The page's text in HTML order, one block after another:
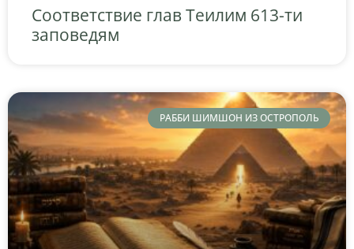
Соответствие глав Теилим 613-ти
заповедям
РАББИ ШИМШОН ИЗ ОСТРОПОЛЬ